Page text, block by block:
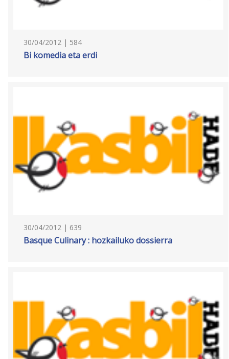
30/04/2012 | 584
Bi komedia eta erdi
30/04/2012 | 639
Basque Culinary : hozkailuko dossierra